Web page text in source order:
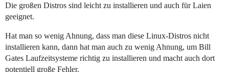
Die großen Distros sind leicht zu installieren und auch für Laien
geeignet.
Hat man so wenig Ahnung, dass man diese Linux-Distros nicht
installieren kann, dann hat man auch zu wenig Ahnung, um Bill
Gates Laufzeitsysteme richtig zu installieren und macht auch dort
potentiell große Fehler.